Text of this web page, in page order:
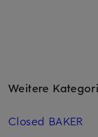
Weitere
Closed BAKER